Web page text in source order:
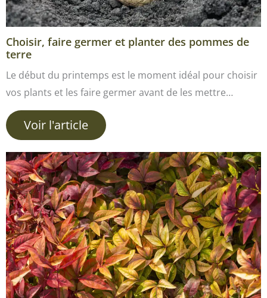
Choisir, faire germer et planter des pommes de
terre
Le début du printemps est le moment idéal pour choisir
vos plants et les faire germer avant de les mettre…
Voir l'article